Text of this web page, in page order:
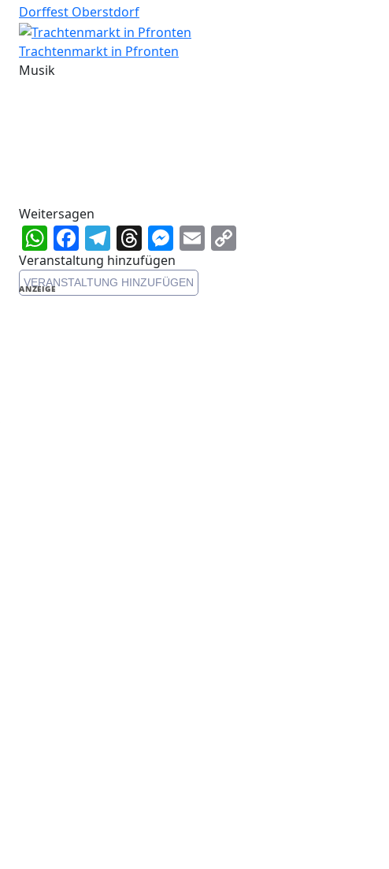
Dorffest Oberstdorf
Trachtenmarkt in Pfronten
Musik
Weitersagen
WhatsApp
Facebook
Telegram
Threads
Messenger
Email
Veranstaltung hinzufügen
VERANSTALTUNG HINZUFÜGEN
ANZEIGE